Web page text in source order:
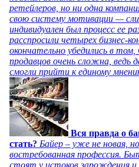
ретейлеров, но ни одна
свою систему мотивации —
индивидуален был процесс ее
расспросили четырех бизнес-
окончательно убедились в
продавцов очень сложна, ведь
смогли прийти к единому
Вся правда о
стать? Байер – уже не новая,
востребованная профессия.
стоят у истоков зарождения